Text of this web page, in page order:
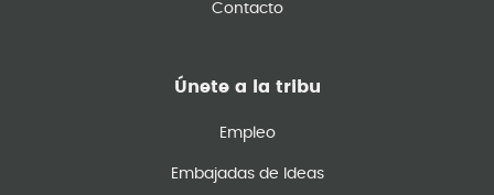
Contacto
Únete a la tribu
Empleo
Embajadas de Ideas